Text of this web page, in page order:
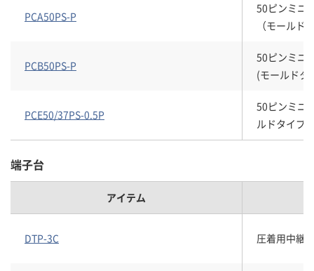
PCA50PS-P
50ピンミニ
（モールド
PCB50PS-P
50ピンミニ
(モールドタ
PCE50/37PS-0.5P
50ピンミニ
ルドタイプ
端子台
アイテム
DTP-3C 圧着用中継